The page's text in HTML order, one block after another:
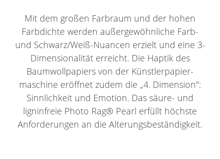
Mit dem großen Farbraum und der hohen
Farbdichte werden außergewöhnliche Farb-
und Schwarz/Weiß-Nuancen erzielt und eine 3-
Dimensionalität erreicht. Die Haptik des
Baumwollpapiers von der Künstlerpapier-
maschine eröffnet zudem die „4. Dimension":
Sinnlichkeit und Emotion. Das säure- und
ligninfreie Photo Rag® Pearl erfüllt höchste
Anforderungen an die Alterungsbeständigkeit.